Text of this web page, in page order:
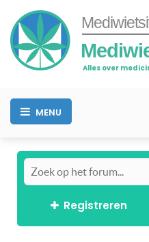
Alles over
MENU
Registreren